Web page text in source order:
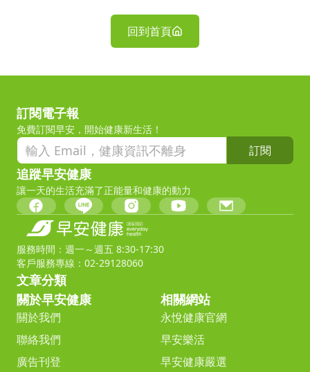
回到首頁
訂閱電子報
免費訂閱早安，開始健康新生活！
訂閱
追蹤早安健康
讓一天的生活充滿了正能量和健康的動力
服務時間：週一～週五 8:30-17:30
客戶服務專線：02-29128060
文章分類
關於早安健康
關於我們
聯絡我們
廣告刊登
相關網站
永悅健康官網
早安樂活
早安健康嚴選